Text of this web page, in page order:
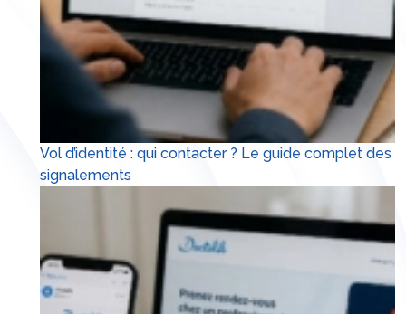
Vol d’identité : qui contacter ? Le guide complet des
signalements